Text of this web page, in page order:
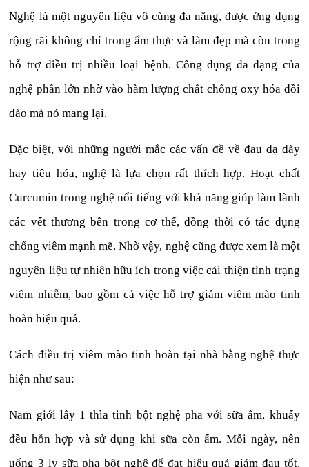
Nghệ là một nguyên liệu vô cùng đa năng, được ứng dụng
rộng rãi không chỉ trong ẩm thực và làm đẹp mà còn trong
hỗ trợ điều trị nhiều loại bệnh. Công dụng đa dạng của
nghệ phần lớn nhờ vào hàm lượng chất chống oxy hóa dồi
dào mà nó mang lại.
Đặc biệt, với những người mắc các vấn đề về đau dạ dày
hay tiêu hóa, nghệ là lựa chọn rất thích hợp. Hoạt chất
Curcumin trong nghệ nổi tiếng với khả năng giúp làm lành
các vết thương bên trong cơ thể, đồng thời có tác dụng
chống viêm mạnh mẽ. Nhờ vậy, nghệ cũng được xem là một
nguyên liệu tự nhiên hữu ích trong việc cải thiện tình trạng
viêm nhiễm, bao gồm cả việc hỗ trợ giảm viêm mào tinh
hoàn hiệu quả.
Cách điều trị viêm mào tinh hoàn tại nhà bằng nghệ thực
hiện như sau:
Nam giới lấy 1 thìa tinh bột nghệ pha với sữa ấm, khuấy
đều hỗn hợp và sử dụng khi sữa còn ấm. Mỗi ngày, nên
uống 3 ly sữa pha bột nghệ để đạt hiệu quả giảm đau tốt.